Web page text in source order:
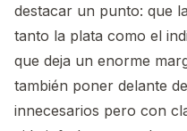
destacar un punto: que
tanto la plata como el
que deja un enorme
también poner delante
innecesarios pero con